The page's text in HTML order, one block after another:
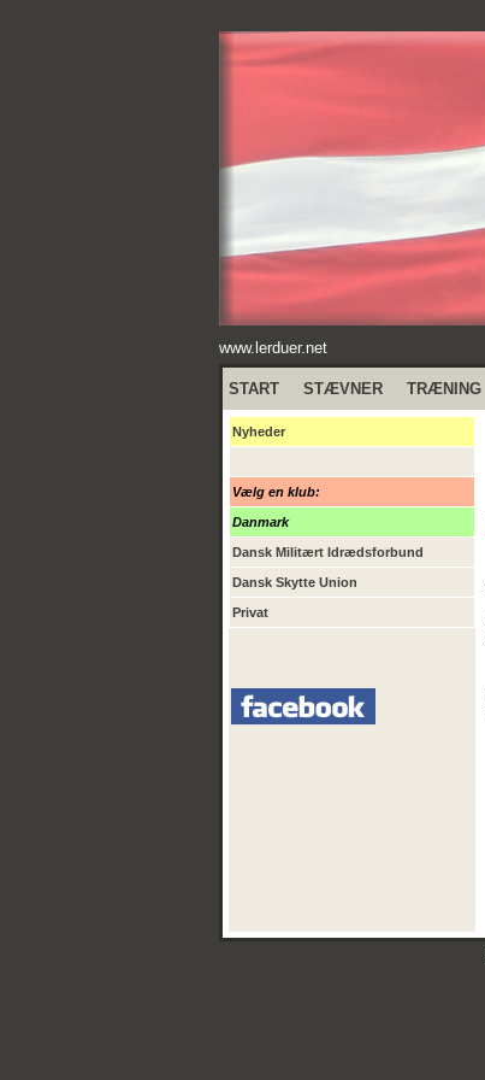
www.lerduer.net
START STÆVNER TRÆNING
Nyheder
Vælg en klub:
Danmark
Dansk Militært Idrædsforbund
Dansk Skytte Union
Privat